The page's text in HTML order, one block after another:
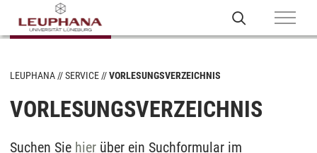
LEUPHANA SERVICE VORLESUNGSVERZEICHNIS
VORLESUNGSVERZEICHNIS
Suchen Sie hier über ein Suchformular im